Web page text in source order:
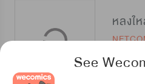
See
หลงใ